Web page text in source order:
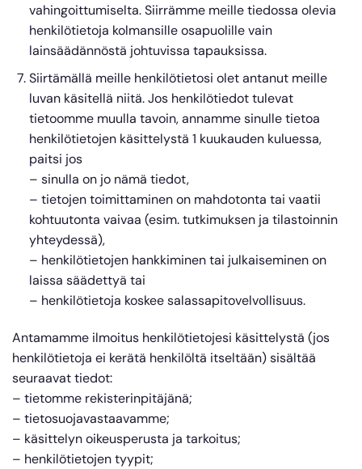
vahingoittumiselta. Siirrämme meille tiedossa olevia
henkilötietoja kolmansille osapuolille vain
lainsäädännöstä johtuvissa tapauksissa.
Siirtämällä meille henkilötietosi olet antanut meille
luvan käsitellä niitä. Jos henkilötiedot tulevat
tietoomme muulla tavoin, annamme sinulle tietoa
henkilötietojen käsittelystä 1 kuukauden kuluessa,
paitsi jos
– sinulla on jo nämä tiedot,
– tietojen toimittaminen on mahdotonta tai vaatii
kohtuutonta vaivaa (esim. tutkimuksen ja tilastoinnin
yhteydessä),
– henkilötietojen hankkiminen tai julkaiseminen on
laissa säädettyä tai
– henkilötietoja koskee salassapitovelvollisuus.
Antamamme ilmoitus henkilötietojesi käsittelystä (jos
henkilötietoja ei kerätä henkilöltä itseltään) sisältää
seuraavat tiedot:
– tietomme rekisterinpitäjänä;
– tietosuojavastaavamme;
– käsittelyn oikeusperusta ja tarkoitus;
– henkilötietojen tyypit;